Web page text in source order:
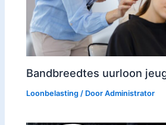
Bandbreedtes uurloon
Loonbelasting / DoorAdministrator